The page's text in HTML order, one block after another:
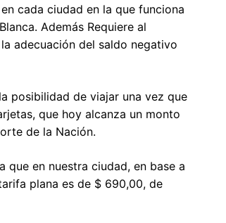
cada ciudad en la que funciona
Además Requiere al
adecuación del saldo negativo
posibilidad de viajar una vez que
que hoy alcanza un monto
de la Nación.
en nuestra ciudad, en base a
plana es de $ 690,00, de